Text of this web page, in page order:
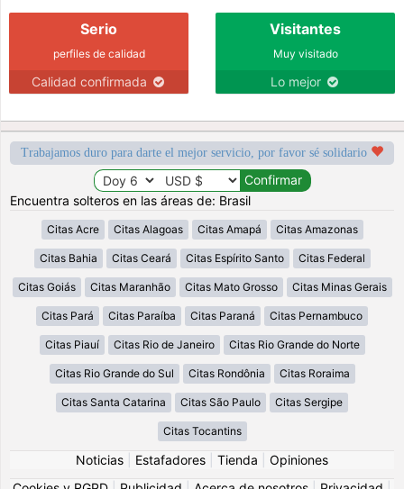
Serio
perfiles de calidad
Calidad confirmada
Visitantes
Muy visitado
Lo mejor
Trabajamos duro para darte el mejor servicio, por favor sé solidario
Encuentra solteros en las áreas de: Brasil
Citas Acre Citas Alagoas Citas Amapá Citas Amazonas
Citas Bahia Citas Ceará Citas Espírito Santo Citas Federal
Citas Goiás Citas Maranhão Citas Mato Grosso Citas Minas Gerais
Citas Pará Citas Paraíba Citas Paraná Citas Pernambuco
Citas Piauí Citas Rio de Janeiro Citas Rio Grande do Norte
Citas Rio Grande do Sul Citas Rondônia Citas Roraima
Citas Santa Catarina Citas São Paulo Citas Sergipe
Citas Tocantins
Noticias Estafadores Tienda
Opiniones